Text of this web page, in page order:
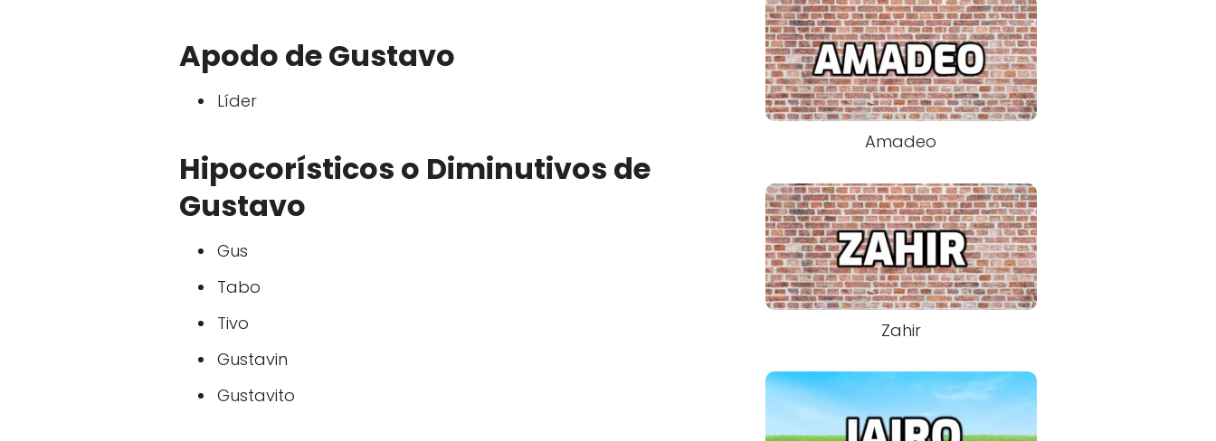
Apodo de Gustavo
Líder
Hipocorísticos o Diminutivos de
Gustavo
Gus
Tabo
Tivo
Gustavin
Gustavito
Amadeo
Zahir